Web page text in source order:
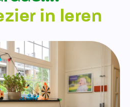
in leren